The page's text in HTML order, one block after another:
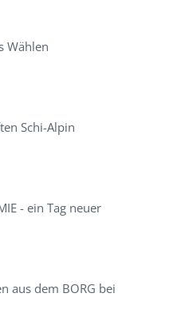
Wählen
Schi-Alpin
- ein Tag neuer
aus dem BORG bei